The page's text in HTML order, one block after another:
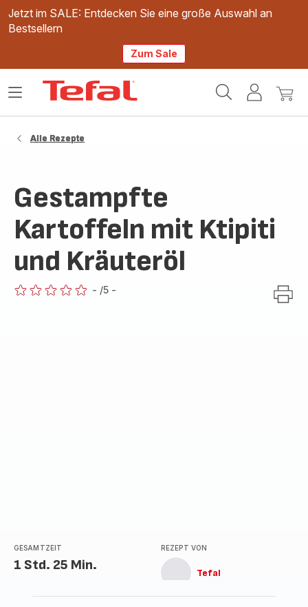
Jetzt im SALE: Entdecken Sie eine große Auswahl an
Bestsellern
Zum Sale
Mein
Mein
Das
Alle Rezepte
Gestampfte
Kartoffeln mit Ktipiti
und Kräuteröl
- /5 -
GESAMTZEIT
1 Std. 25 Min.
REZEPT VON
Tefal